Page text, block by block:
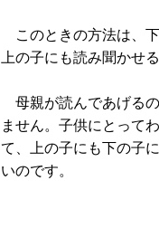
このときの方法は、
上の子にも読み聞かせ
母親が読んであげる
ません。子供にとって
て、上の子にも下の子
いのです。